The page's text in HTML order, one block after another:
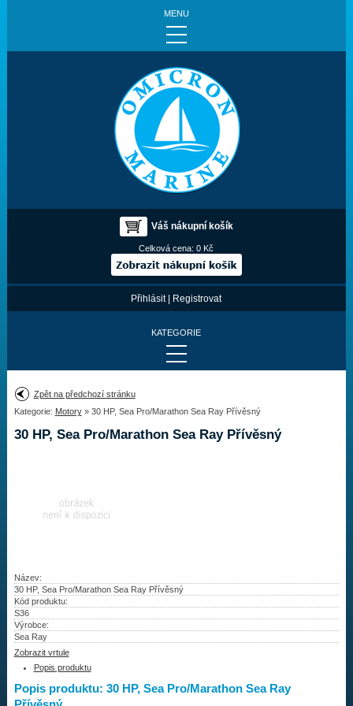
MENU
Váš nákupní košík
Celková cena:0 Kč
Přihlásit| Registrovat
KATEGORIE
Provedení:
Výrobce:
Najít vrtuli
Vrtule
Redukční pouzdra XHS
Kontakty
Aktuality
Zpět na předchozí stránku
Kategorie: Motory» 30 HP, Sea Pro/Marathon Sea Ray Přívěsný
30 HP, Sea Pro/Marathon Sea Ray Přívěsný
Název:
30 HP, Sea Pro/Marathon Sea Ray Přívěsný
Kód produktu:
S36
Výrobce:
Sea Ray
Zobrazit vrtule
Popis produktu
Popis produktu: 30 HP, Sea Pro/Marathon Sea Ray